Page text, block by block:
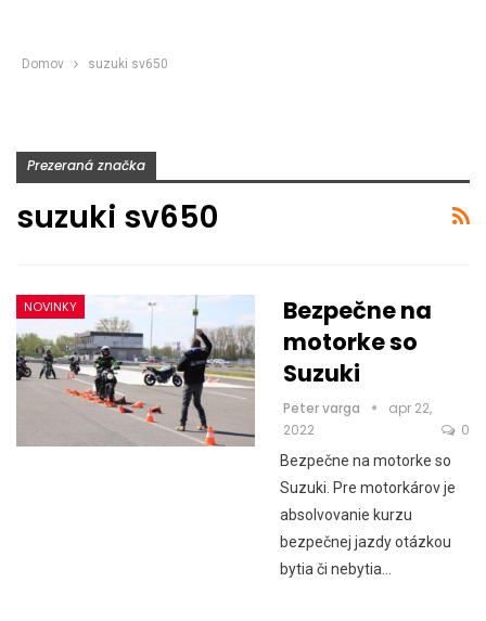
Domov suzuki sv650
Prezeraná značka
suzuki sv650
NOVINKY
Bezpečne na
motorke so
Suzuki
Peter varga
apr 22,
2022
0
Bezpečne na motorke so
Suzuki. Pre motorkárov je
absolvovanie kurzu
bezpečnej jazdy otázkou
bytia či nebytia...